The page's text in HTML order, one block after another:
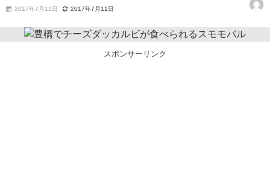
2017年7月11日 2017年7月11日
スポンサーリンク